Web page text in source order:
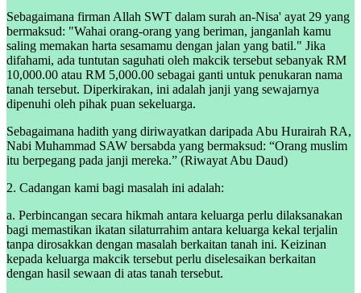
Sebagaimana firman Allah SWT dalam surah an-Nisa' ayat 29 yang
bermaksud: "Wahai orang-orang yang beriman, janganlah kamu
saling memakan harta sesamamu dengan jalan yang batil." Jika
difahami, ada tuntutan saguhati oleh makcik tersebut sebanyak RM
10,000.00 atau RM 5,000.00 sebagai ganti untuk penukaran nama
tanah tersebut. Diperkirakan, ini adalah janji yang sewajarnya
dipenuhi oleh pihak puan sekeluarga.
Sebagaimana hadith yang diriwayatkan daripada Abu Hurairah RA,
Nabi Muhammad SAW bersabda yang bermaksud: “Orang muslim
itu berpegang pada janji mereka.” (Riwayat Abu Daud)
2. Cadangan kami bagi masalah ini adalah:
a. Perbincangan secara hikmah antara keluarga perlu dilaksanakan
bagi memastikan ikatan silaturrahim antara keluarga kekal terjalin
tanpa dirosakkan dengan masalah berkaitan tanah ini. Keizinan
kepada keluarga makcik tersebut perlu diselesaikan berkaitan
dengan hasil sewaan di atas tanah tersebut.